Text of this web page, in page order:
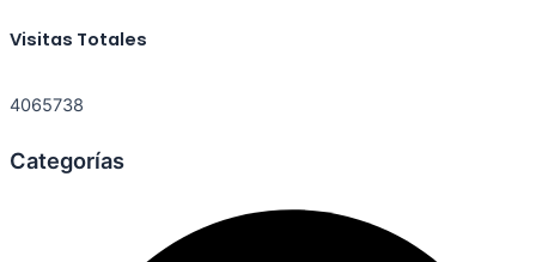
Visitas Totales
4065738
Categorías